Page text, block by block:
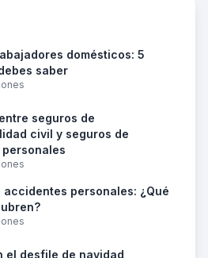
domésticos: 5
saber
seguros de
civil y seguros de
accidentes personales: ¿Qué
el desfile de navidad